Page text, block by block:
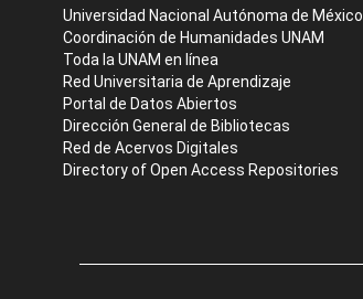
Universidad Nacional Autónoma de México
Coordinación de Humanidades UNAM
Toda la UNAM en línea
Red Universitaria de Aprendizaje
Portal de Datos Abiertos
Dirección General de Bibliotecas
Red de Acervos Digitales
Directory of Open Access Repositories